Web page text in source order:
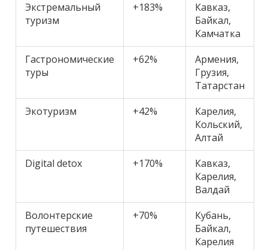
Экстремальный
туризм
+183%
Кавказ,
Байкал,
Камчатка
Гастрономические
туры
+62%
Армения,
Грузия,
Татарстан
Экотуризм
+42%
Карелия,
Кольский,
Алтай
Digital detox
+170%
Кавказ,
Карелия,
Валдай
Волонтерские
путешествия
+70%
Кубань,
Байкал,
Карелия